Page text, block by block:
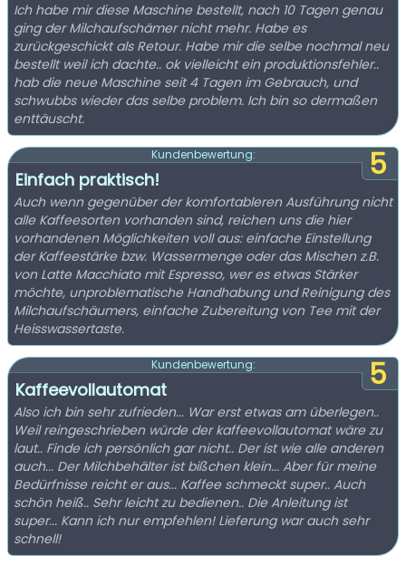
Ich habe mir diese Maschine bestellt, nach 10 Tagen genau
ging der Milchaufschämer nicht mehr. Habe es
zurückgeschickt als Retour. Habe mir die selbe nochmal neu
bestellt weil ich dachte.. ok vielleicht ein produktionsfehler..
hab die neue Maschine seit 4 Tagen im Gebrauch, und
schwubbs wieder das selbe problem. Ich bin so dermaßen
enttäuscht.
5
Kundenbewertung:
Einfach praktisch!
Auch wenn gegenüber der komfortableren Ausführung nicht
alle Kaffeesorten vorhanden sind, reichen uns die hier
vorhandenen Möglichkeiten voll aus: einfache Einstellung
der Kaffeestärke bzw. Wassermenge oder das Mischen z.B.
von Latte Macchiato mit Espresso, wer es etwas Stärker
möchte, unproblematische Handhabung und Reinigung des
Milchaufschäumers, einfache Zubereitung von Tee mit der
Heisswassertaste.
5
Kundenbewertung:
Kaffeevollautomat
Also ich bin sehr zufrieden... War erst etwas am überlegen..
Weil reingeschrieben würde der kaffeevollautomat wäre zu
laut.. Finde ich persönlich gar nicht.. Der ist wie alle anderen
auch... Der Milchbehälter ist bißchen klein... Aber für meine
Bedürfnisse reicht er aus... Kaffee schmeckt super.. Auch
schön heiß.. Sehr leicht zu bedienen.. Die Anleitung ist
super... Kann ich nur empfehlen! Lieferung war auch sehr
schnell!